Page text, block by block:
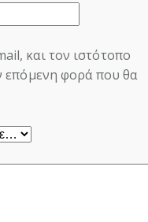
και τον ιστότοπο
επόμενη φορά που θα